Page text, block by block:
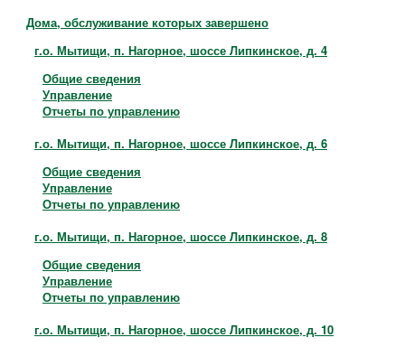
Дома, обслуживание которых завершено
г.о. Мытищи, п. Нагорное, шоссе Липкинское, д. 4
Общие сведения
Управление
Отчеты по управлению
г.о. Мытищи, п. Нагорное, шоссе Липкинское, д. 6
Общие сведения
Управление
Отчеты по управлению
г.о. Мытищи, п. Нагорное, шоссе Липкинское, д. 8
Общие сведения
Управление
Отчеты по управлению
г.о. Мытищи, п. Нагорное, шоссе Липкинское, д. 10